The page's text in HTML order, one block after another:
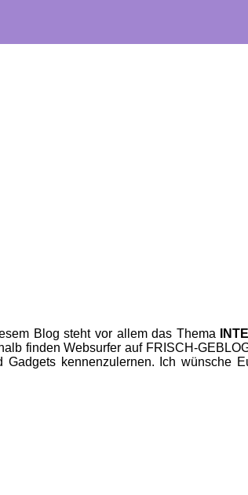
Blog steht vor allem das Thema
finden Websurfer auf FRISCH-
kennenzulernen. Ich